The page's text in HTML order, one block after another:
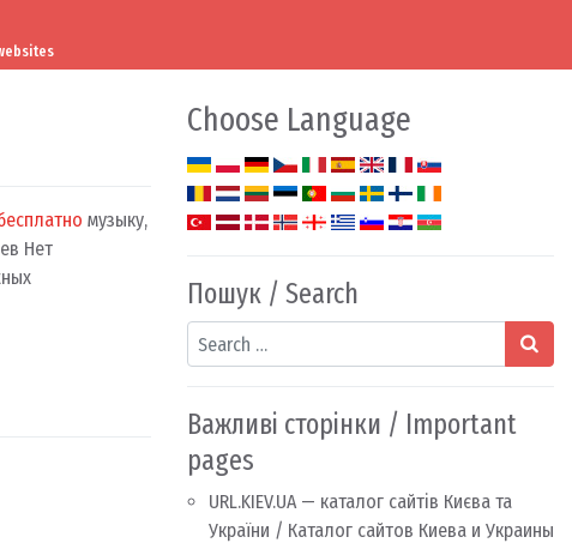
музыку,
Нет
Choose Language
Пошук / Search
Search
Важливі сторінки / Important
pages
URL.KIEV.UA — каталог сайтів Києва та
України / Каталог сайтов Киева и Украины